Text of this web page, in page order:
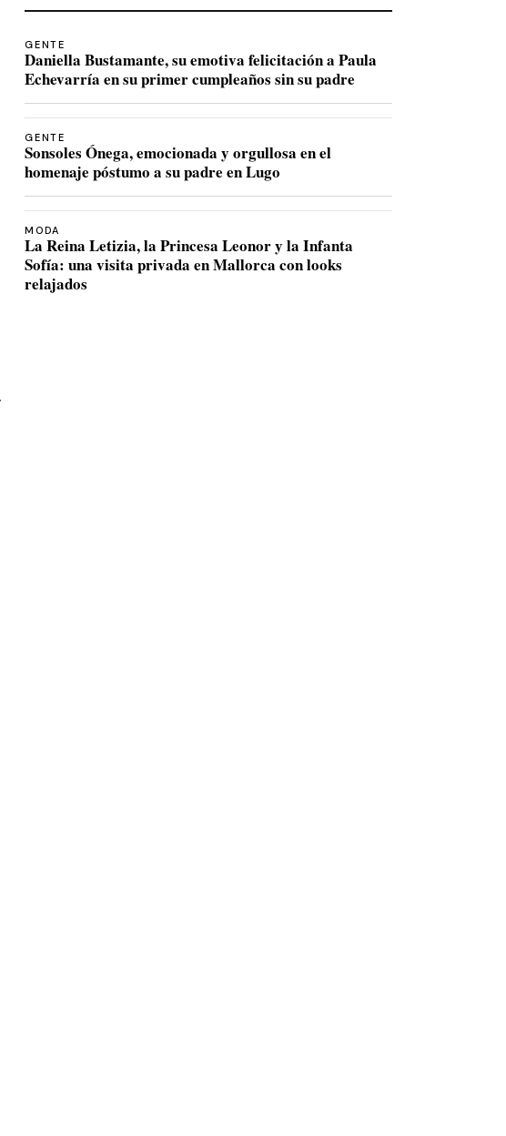
GENTE
Daniella Bustamante, su emotiva felicitación a Paula
Echevarría en su primer cumpleaños sin su padre
GENTE
Sonsoles Ónega, emocionada y orgullosa en el
homenaje póstumo a su padre en Lugo
MODA
La Reina Letizia, la Princesa Leonor y la Infanta
Sofía: una visita privada en Mallorca con looks
relajados